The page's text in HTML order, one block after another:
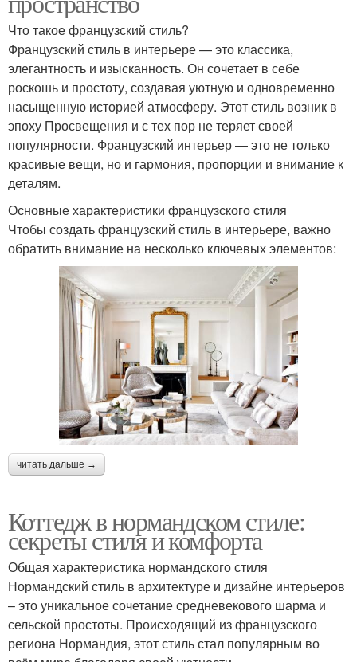
Что такое французский стиль?
Французский стиль в интерьере — это классика,
элегантность и изысканность. Он сочетает в себе
роскошь и простоту, создавая уютную и одновременно
насыщенную историей атмосферу. Этот стиль возник в
эпоху Просвещения и с тех пор не теряет своей
популярности. Французский интерьер — это не только
красивые вещи, но и гармония, пропорции и внимание к
деталям.
Основные характеристики французского стиля
Чтобы создать французский стиль в интерьере, важно
обратить внимание на несколько ключевых элементов:
читать дальше →
Коттедж в нормандском стиле:
секреты стиля и комфорта
Общая характеристика нормандского стиля
Нормандский стиль в архитектуре и дизайне интерьеров
– это уникальное сочетание средневекового шарма и
сельской простоты. Происходящий из французского
региона Нормандия, этот стиль стал популярным во